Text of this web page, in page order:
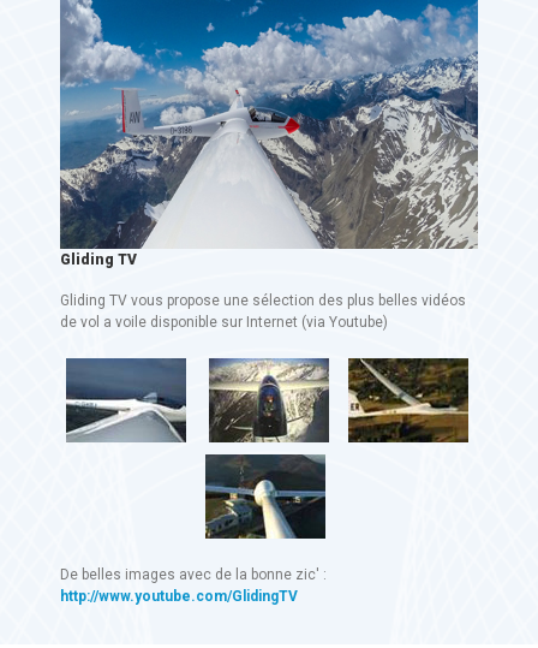
Gliding TV
Gliding TV vous propose une sélection des plus belles vidéos
de vol a voile disponible sur Internet (via Youtube)
De belles images avec de la bonne zic' :
http://www.youtube.com/GlidingTV